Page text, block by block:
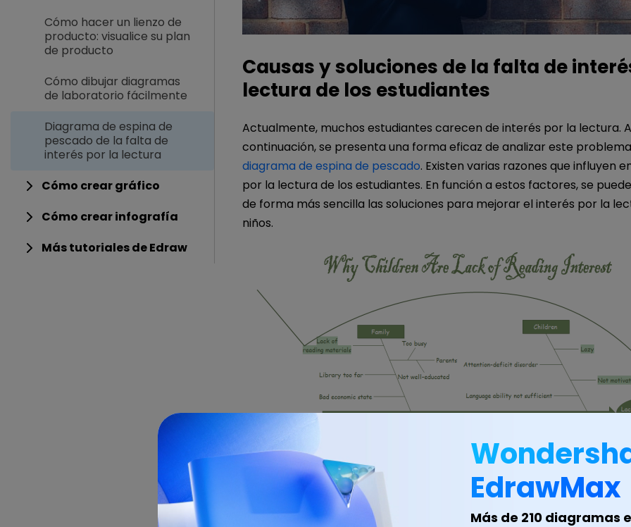
Cómo hacer un lienzo de
producto: visualice su plan
de producto
Cómo dibujar diagramas
de laboratorio fácilmente
Diagrama de espina de
pescado de la falta de
interés por la lectura
Cómo crear gráfico
Cómo crear infografía
Más tutoriales de Edraw
Causas y soluciones de la falta de
lectura de los estudiantes
Actualmente, muchos estudiantes carecen de interés por la lectura. A
continuación, se presenta una forma eficaz de analizar este
diagrama de espina de pescado. Existen varias razones que influyen
por la lectura de los estudiantes. En función a estos factores, se
de forma más sencilla las soluciones para mejorar el interés por la
niños.
EdrawMax
Más de 210 diagramas